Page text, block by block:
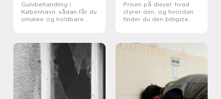
Gulvbehandling i
København: sådan får du
smukke og holdbare
Prisen på diesel: hvad
styrer den, og hvordan
finder du den billigste